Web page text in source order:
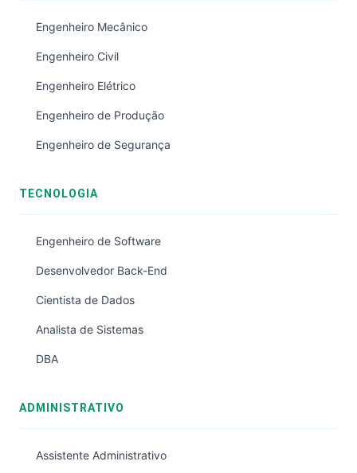
Engenheiro Mecânico
Engenheiro Civil
Engenheiro Elétrico
Engenheiro de Produção
Engenheiro de Segurança
TECNOLOGIA
Engenheiro de Software
Desenvolvedor Back-End
Cientista de Dados
Analista de Sistemas
DBA
ADMINISTRATIVO
Assistente Administrativo